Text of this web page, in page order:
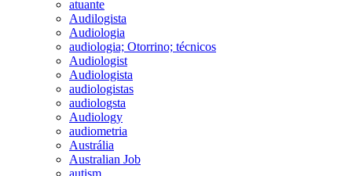
atuante
Audilogista
Audiologia
audiologia; Otorrino; técnicos
Audiologist
Audiologista
audiologistas
audiologsta
Audiology
audiometria
Austrália
Australian Job
autism